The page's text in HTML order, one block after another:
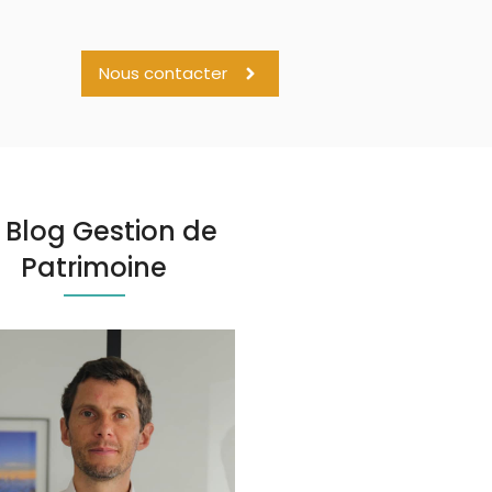
Nous contacter
Blog Gestion de
Patrimoine